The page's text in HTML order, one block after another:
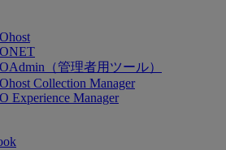
（管理者用ツール）
Collection Manager
Experience Manager